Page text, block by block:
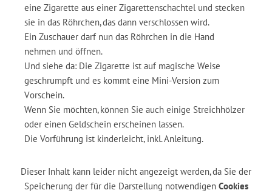
eine Zigarette aus einer Zigarettenschachtel und stecken
sie in das Röhrchen, das dann verschlossen wird.
Ein Zuschauer darf nun das Röhrchen in die Hand
nehmen und öffnen.
Und siehe da: Die Zigarette ist auf magische Weise
geschrumpft und es kommt eine Mini-Version zum
Vorschein.
Wenn Sie möchten, können Sie auch einige Streichhölzer
oder einen Geldschein erscheinen lassen.
Die Vorführung ist kinderleicht, inkl. Anleitung.
Dieser Inhalt kann leider nicht angezeigt werden, da Sie der
Speicherung der für die Darstellung notwendigen Cookies